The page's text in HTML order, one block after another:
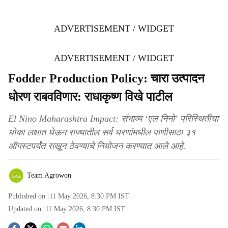
ADVERTISEMENT / WIDGET
ADVERTISEMENT / WIDGET
Fodder Production Policy: चारा उत्पादन
धोरण राबवविणार: राधाकृष्ण विखे पाटील
El Nino Maharashtra Impact: संभाव्य ‘एल निनो’ परिस्थितीचा
धोका लक्षात घेऊन राज्यातील सर्व धरणांमधील पाणीसाठा ३१
ऑगस्टपर्यंत राखून ठेवण्याचे नियोजन करण्यात आले आहे.
Team Agrowon
Published on :11 May 2026, 8:30 PM IST
Updated on :11 May 2026, 8:30 PM IST